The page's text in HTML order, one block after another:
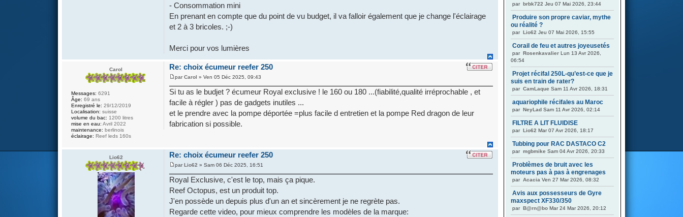
- Consommation mini
En prenant en compte que du point de vu budget, il va falloir également que je change l'éclairage
et 2 à 3 bricoles. ;-)
Merci pour vos lumières
Re: choix écumeur reefer 250
parCarol » Ven 05 Déc 2025, 09:43
Si tu as le budjet ? écumeur Royal exclusive ! le 160 ou 180 ...(fiabilité,qualité irréprochable , et
facile à régler ) pas de gadgets inutiles ...
et le prendre avec la pompe déportée =plus facile d entretien et la pompe Red dragon de leur
fabrication si possible.
Carol
Messages: 6291
Âge: 69 ans
Enregistré le: 29/12/2019
Localisation: suisse
volume du bac: 1200 litres
mise en eau: Avril 2022
maintenance: berlinois
éclairage: Reef leds 160s
Re: choix écumeur reefer 250
parLio62 » Sam 06 Déc 2025, 16:51
Royal Exclusive, c'est le top, mais ça pique.
Reef Octopus, est un produit top.
J'en possède un depuis plus d'un an et sincèrement je ne regrète pas.
Regarde cette video, pour mieux comprendre les modèles de la marque:
Lio62
par brbk722 Jeu 07 Mai 2026, 23:44
Produire son propre caviar, mythe
ou réalité ?
par Lio62 Jeu 07 Mai 2026, 15:55
Corail de feu et autres joyeusetés
par Rosenkavalier Lun 13 Avr 2026,
06:54
Projet récifal 250L-qu’est-ce que je
suis en train de rater?
par CamLaque Sam 11 Avr 2026, 18:31
aquariophile récifales au Maroc
par NeyLad Sam 11 Avr 2026, 02:14
FILTRE A LIT FLUIDISE
par Lio62 Mar 07 Avr 2026, 18:17
Tubbing pour RAC DASTACO C2
par mgbmike Sam 04 Avr 2026, 20:33
Problèmes de bruit avec les
moteurs pas à pas à engrenages
par Acacia Ven 27 Mar 2026, 08:32
Avis aux possesseurs de Gyre
maxspect XF330/350
par B@rn@bo Mar 24 Mar 2026, 20:12